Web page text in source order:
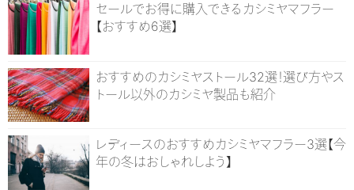
セールでお得に購入できるカシミヤマフラー
【おすすめ6選】
おすすめのカシミヤストール32選！選び方やス
トール以外のカシミヤ製品も紹介
レディースのおすすめカシミヤマフラー3選【今
年の冬はおしゃれしよう】